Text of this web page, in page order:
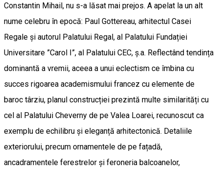
Constantin Mihail, nu s-a lăsat mai prejos. A apelat la un alt
nume celebru în epocă: Paul Gottereau, arhitectul Casei
Regale și autorul Palatului Regal, al Palatului Fundației
Universitare ”Carol I”, al Palatului CEC, ș.a. Reflectând tendința
dominantă a vremii, aceea a unui eclectism ce îmbina cu
succes rigoarea academismului francez cu elemente de
baroc târziu, planul construcției prezintă multe similarități cu
cel al Palatului Cheverny de pe Valea Loarei, recunoscut ca
exemplu de echilibru și eleganță arhitectonică. Detaliile
exteriorului, precum ornamentele de pe fațadă,
ancadramentele ferestrelor și feroneria balcoanelor,